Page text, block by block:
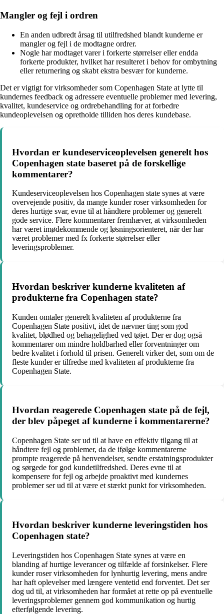
Mangler og fejl i ordren
En anden udbredt årsag til utilfredshed blandt kunderne er
mangler og fejl i de modtagne ordrer.
Nogle har modtaget varer i forkerte størrelser eller endda
forkerte produkter, hvilket har resulteret i behov for ombytning
eller returnering og skabt ekstra besvær for kunderne.
Det er vigtigt for virksomheder som Copenhagen State at lytte til
kundernes feedback og adressere eventuelle problemer med levering,
kvalitet, kundeservice og ordrebehandling for at forbedre
kundeoplevelsen og opretholde tilliden hos deres kundebase.
Hvordan er kundeserviceoplevelsen generelt hos
Copenhagen state baseret på de forskellige
kommentarer?
Kundeserviceoplevelsen hos Copenhagen state synes at være
overvejende positiv, da mange kunder roser virksomheden for
deres hurtige svar, evne til at håndtere problemer og generelt
gode service. Flere kommentarer fremhæver, at virksomheden
har været imødekommende og løsningsorienteret, når der har
været problemer med fx forkerte størrelser eller
leveringsproblemer.
Hvordan beskriver kunderne kvaliteten af
produkterne fra Copenhagen state?
Kunden omtaler generelt kvaliteten af produkterne fra
Copenhagen State positivt, idet de nævner ting som god
kvalitet, blødhed og behagelighed ved tøjet. Der er dog også
kommentarer om mindre holdbarhed eller forventninger om
bedre kvalitet i forhold til prisen. Generelt virker det, som om de
fleste kunder er tilfredse med kvaliteten af produkterne fra
Copenhagen State.
Hvordan reagerede Copenhagen state på de fejl,
der blev påpeget af kunderne i kommentarerne?
Copenhagen State ser ud til at have en effektiv tilgang til at
håndtere fejl og problemer, da de ifølge kommentarerne
prompte reagerede på henvendelser, sendte erstatningsprodukter
og sørgede for god kundetilfredshed. Deres evne til at
kompensere for fejl og arbejde proaktivt med kundernes
problemer ser ud til at være et stærkt punkt for virksomheden.
Hvordan beskriver kunderne leveringstiden hos
Copenhagen state?
Leveringstiden hos Copenhagen State synes at være en
blanding af hurtige leverancer og tilfælde af forsinkelser. Flere
kunder roser virksomheden for lynhurtig levering, mens andre
har haft oplevelser med længere ventetid end forventet. Det ser
dog ud til, at virksomheden har formået at rette op på eventuelle
leveringsproblemer gennem god kommunikation og hurtig
efterfølgende levering.